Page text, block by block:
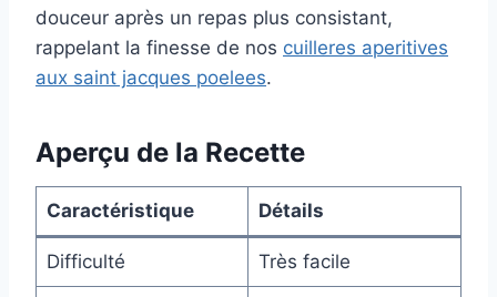
douceur après un repas plus consistant,
rappelant la finesse de nos cuilleres aperitives
aux saint jacques poelees.
Aperçu de la Recette
Caractéristique Détails
Difficulté Très facile